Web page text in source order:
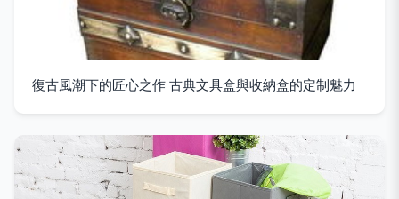
復古風潮下的匠心之作 古典文具盒與收納盒的定制魅力